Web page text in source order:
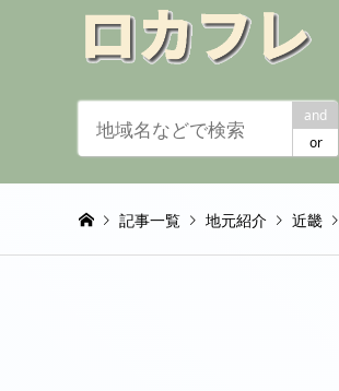
and
or
記事一覧 地元紹介 近畿